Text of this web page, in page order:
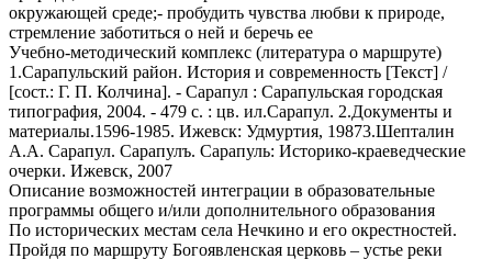
окружающей среде;- пробудить чувства любви к природе,
стремление заботиться о ней и беречь ее
Учебно-методический комплекс (литература о маршруте)
1.Сарапульский район. История и современность [Текст] /
[сост.: Г. П. Колчина]. - Сарапул : Сарапульская городская
типография, 2004. - 479 с. : цв. ил.Сарапул. 2.Документы и
материалы.1596-1985. Ижевск: Удмуртия, 19873.Шепталин
А.А. Сарапул. Сарапулъ. Сарапуль: Историко-краеведческие
очерки. Ижевск, 2007
Описание возможностей интеграции в образовательные
программы общего и/или дополнительного образования
По исторических местам села Нечкино и его окрестностей.
Пройдя по маршруту Богоявленская церковь – устье реки